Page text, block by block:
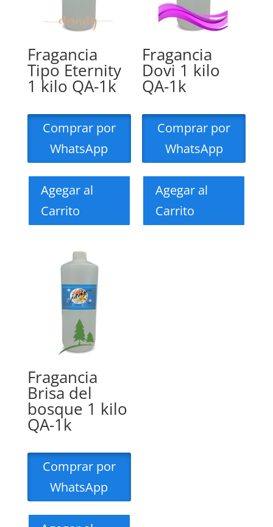
Fragancia
Tipo Eternity
1 kilo QA-1k
Comprar por
WhatsApp
Agegar al
Carrito
Fragancia
Dovi 1 kilo
QA-1k
Comprar por
WhatsApp
Agegar al
Carrito
Fragancia
Brisa del
bosque 1 kilo
QA-1k
Comprar por
WhatsApp